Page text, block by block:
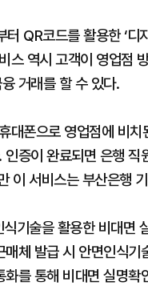
QR코드를 활용한 ‘디
스 역시 고객이 영업점
거래를 할 수 있다.
대폰으로 영업점에 비
증이 완료되면 은행
이 서비스는 부산은행
기술을 활용한 비대면
체 발급 시 안면인식기
를 통해 비대면 실명확